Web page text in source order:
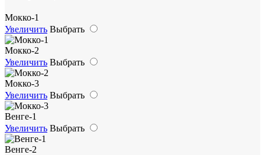
Мокко-1
Увеличить Выбрать
Мокко-2
Увеличить Выбрать
Мокко-3
Увеличить Выбрать
Венге-1
Увеличить Выбрать
Венге-2